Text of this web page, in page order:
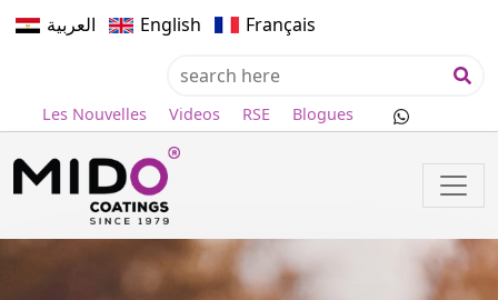
العربية English Français
Les Nouvelles Videos RSE Blogues